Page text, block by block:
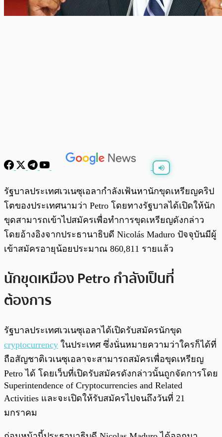
พร้อมเล่น /
รัฐบาลประเทศเวเนซุเอลากำลังเฟ้นหานักขุดเหรียญคริป
โตของประเทศนามว่า Petro โดยทางรัฐบาลได้เปิดให้นัก
ขุดสามารถเข้าไปสมัครเพื่อทำการขุดเหรียญดังกล่าว
โดยอ้างอิงจากประธานาธิบดี Nicolás Maduro ปัจจุบันมีผู้
เข้าสมัครอายุน้อยประมาณ 860,811 รายแล้ว
นักขุดเหมือง Petro กำลังเป็นที่
ต้องการ
รัฐบาลประเทศเวเนซุเอลาได้เปิดรับสมัครนักขุด
cryptocurrency ในประเทศ ซึ่งนั่นหมายความว่าใครก็ได้ที่
ถือสัญชาติเวเนซุเอลาจะสามารถสมัครเพื่อขุดเหรียญ
Petro ได้ โดยเว็บที่เปิดรับสมัครดังกล่าวนั้นถูกจัดการโดย
Superintendence of Cryptocurrencies and Related
Activities และจะเปิดให้รับสมัครไปจนถึงวันที่ 21
มกราคม